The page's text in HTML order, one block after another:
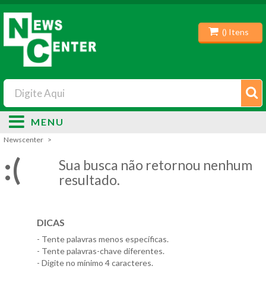
() Itens
MENU
Newscenter
:(
Sua busca não retornou nenhum
resultado.
DICAS
- Tente palavras menos específicas.
- Tente palavras-chave diferentes.
- Digite no mínimo 4 caracteres.